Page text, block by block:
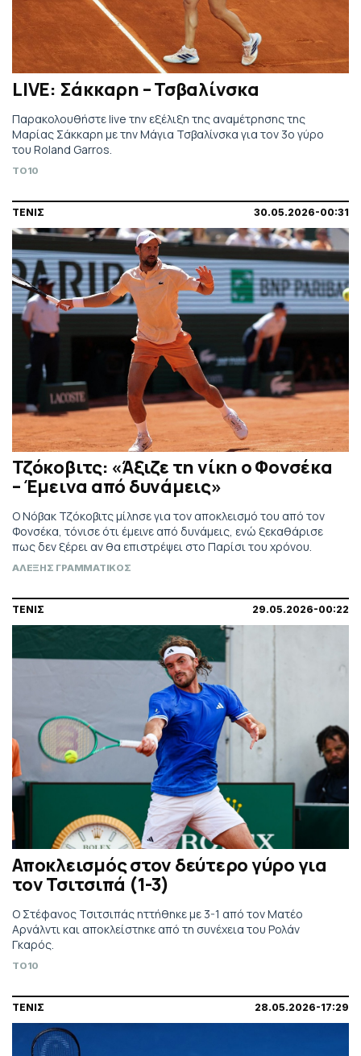
LIVE: Σάκκαρη – Τσβαλίνσκα
Παρακολουθήστε live την εξέλιξη της αναμέτρησης της
Μαρίας Σάκκαρη με την Μάγια Τσβαλίνσκα για τον 3ο γύρο
του Roland Garros.
TO10
ΤΕΝΙΣ 30.05.2026-00:31
Τζόκοβιτς: «Άξιζε τη νίκη ο Φονσέκα
– Έμεινα από δυνάμεις»
Ο Νόβακ Τζόκοβιτς μίλησε για τον αποκλεισμό του από τον
Φονσέκα, τόνισε ότι έμεινε από δυνάμεις, ενώ ξεκαθάρισε
πως δεν ξέρει αν θα επιστρέψει στο Παρίσι του χρόνου.
ΑΛΕΞΗΣ ΓΡΑΜΜΑΤΙΚΟΣ
ΤΕΝΙΣ 29.05.2026-00:22
Αποκλεισμός στον δεύτερο γύρο για
τον Τσιτσιπά (1-3)
Ο Στέφανος Τσιτσιπάς ηττήθηκε με 3-1 από τον Ματέο
Αρνάλντι και αποκλείστηκε από τη συνέχεια του Ρολάν
Γκαρός.
TO10
ΤΕΝΙΣ 28.05.2026-17:29